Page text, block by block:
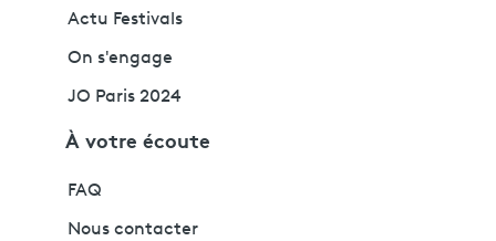
Actu Festivals
On s'engage
JO Paris 2024
À votre écoute
FAQ
Nous contacter